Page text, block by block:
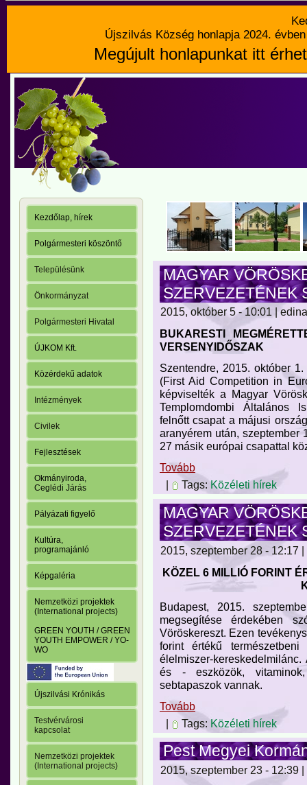
Újszilvás Község honlapja 2024.
Megújult honlapunkat itt
Kezdőlap, hírek
Polgármesteri köszöntő
Településünk
Önkormányzat
Polgármesteri Hivatal
ÚJKOM Kft.
Közérdekű adatok
Intézmények
Civilek
Fejlesztések
Okmányiroda,
Ceglédi Járás
Pályázati figyelő
Kultúra,
programajánló
Képgaléria
Nemzetközi projektek
(International projects)
GREEN YOUTH / GREEN
YOUTH EMPOWER / YO-
WO
Újszilvási Krónikás
Testvérvárosi
kapcsolat
Nemzetközi projektek
(International projects)
MAGYAR
SZERVEZETÉNEK
2015, október 5 - 10:01 | edina
BUKARESTI
VERSENYIDŐSZAK
Szentendre, 2015. október
(First Aid Competition in
képviselték a Magyar
Templomdombi Általános
felnőtt csapat a májusi
aranyérem után, szeptember
27 másik európai csapattal
Tovább
|
Tags:Közéleti hírek
MAGYAR
SZERVEZETÉNEK
2015, szeptember 28 - 12:17
KÖZEL 6 MILLIÓ FORINT
Budapest, 2015.
megsegítése érdekében
Vöröskereszt. Ezen
forint értékű
élelmiszer-
és - eszközök,
sebtapaszok vannak.
Tovább
|
Tags: Közéleti hírek
Pest Megyei
2015, szeptember 23 - 12:39